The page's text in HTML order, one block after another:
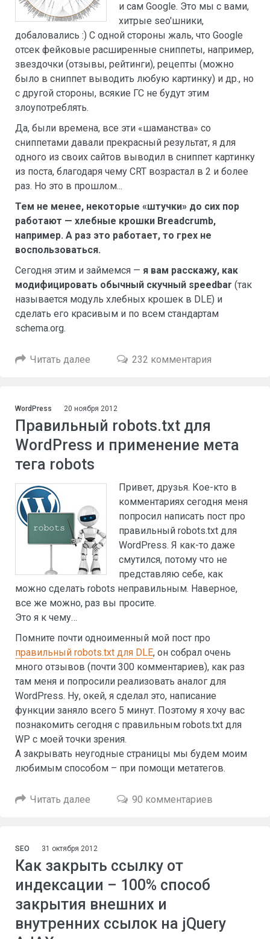
и сам Google. Это мы с вами,
хитрые seo'шники,
добаловались :) C одной стороны жаль, что Google
отсек фейковые расширенные сниппеты, например,
звездочки (отзывы, рейтинги), рецепты (можно
было в сниппет выводить любую картинку) и др., но
с другой стороны, всякие ГС не будут этим
злоупотреблять.
Да, были времена, все эти «шаманства» со
сниппетами давали прекрасный результат, я для
одного из своих сайтов выводил в сниппет картинку
из поста, благодаря чему CRT возрастал в 2 и более
раз. Но это в прошлом...
Тем не менее, некоторые «штучки» до сих пор
работают — хлебные крошки Breadcrumb,
например. А раз это работает, то грех не
воспользоваться.
Сегодня этим и займемся — я вам расскажу, как
модифицировать обычный скучный speedbar (так
называется модуль хлебных крошек в DLE) и
сделать его красивым и по всем стандартам
schema.org.
Читать далее 232 комментария
WordPress 20 ноября 2012
Правильный robots.txt для
WordPress и применение мета
тега robots
Привет, друзья. Кое-кто в
комментариях сегодня меня
попросил написать пост про
правильный robots.txt для
WordPress. Я как-то даже
смутился, потому что не
представляю себе, как
можно сделать robots неправильным. Наверное,
все же можно, раз вы просите.
Это я к чему…
Помните почти одноименный мой пост про
правильный robots.txt для DLE, он собрал очень
много отзывов (почти 300 комментариев), как раз
там меня и попросили реализовать аналог для
WordPress. Ну, окей, я сделал это, написание
функции заняло всего 5 минут. Поэтому я хочу вас
познакомить сегодня с правильным robots.txt для
WP с моей точки зрения.
А закрывать неугодные страницы мы будем моим
любимым способом – при помощи метатегов.
Читать далее 90 комментариев
SEO 31 октября 2012
Как закрыть ссылку от
индексации – 100% способ
закрытия внешних и
внутренних ссылок на jQuery